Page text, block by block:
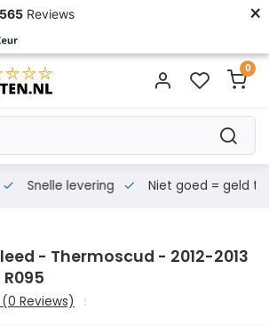
565 Reviews ×
0
Snelle levering Niet goed = geld
- Thermoscud - 2012-2013
Reviews)